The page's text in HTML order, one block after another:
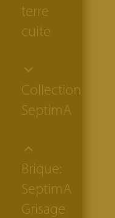
terre
cuite
Collection:
SeptimA
Brique:
SeptimA
Grisage